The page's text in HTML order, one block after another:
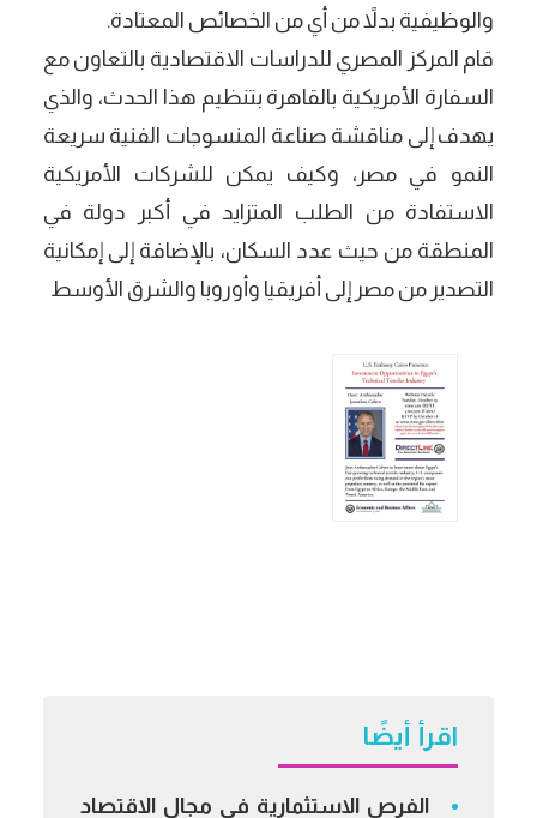
والوظيفية بدلاً من أي من الخصائص المعتادة.
قام المركز المصري للدراسات الاقتصادية بالتعاون مع
السفارة الأمريكية بالقاهرة بتنظيم هذا الحدث، والذي
يهدف إلى مناقشة صناعة المنسوجات الفنية سريعة
النمو في مصر، وكيف يمكن للشركات الأمريكية
الاستفادة من الطلب المتزايد في أكبر دولة في
المنطقة من حيث عدد السكان، بالإضافة إلى إمكانية
التصدير من مصر إلى أفريقيا وأوروبا والشرق الأوسط
اقرأ أيضًا
الفرص الاستثمارية في مجال الاقتصاد